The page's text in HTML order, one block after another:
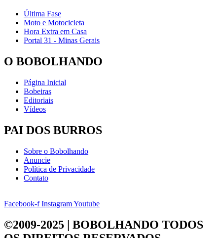
Última Fase
Moto e Motocicleta
Hora Extra em Casa
Portal 31 - Minas Gerais
O BOBOLHANDO
Página Inicial
Bobeiras
Editoriais
Vídeos
PAI DOS BURROS
Sobre o Bobolhando
Anuncie
Política de Privacidade
Contato
Facebook-f InstagramYoutube
©2009-2025 | BOBOLHANDO TODOS